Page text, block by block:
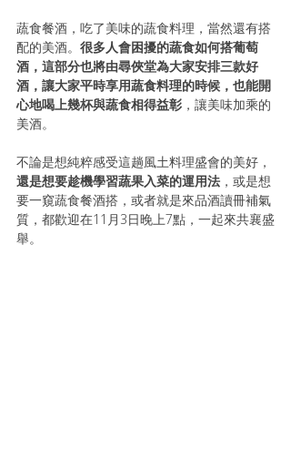
蔬食餐酒，吃了美味的蔬食料理，當然還有搭
配的美酒。 很多人會困擾的蔬食如何搭葡萄
酒，這部分也將由尋俠堂為大家安排三款好
酒，讓大家平時享用蔬食料理的時候，也能開
心地喝上幾杯與蔬食相得益彰 ，讓美味加乘的
美酒。
不論是想純粹感受這趟風土料理盛會的美好，
還是想要趁機學習蔬果入菜的運用法 ，或是想
要一窺蔬食餐酒搭，或者就是來品酒讀冊補氣
質，都歡迎在11月3日晚上7點，一起來共襄盛
舉。